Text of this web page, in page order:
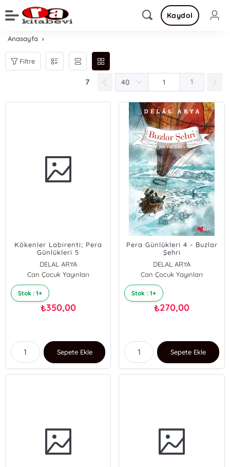
Kaydol
Anasayfa
Filtre
7 1
Kökenler Labirenti; Pera
Günlükleri 5
DELAL ARYA
Can Çocuk Yayınları
Stok : 1+
₺350,00
Sepete Ekle
Pera Günlükleri 4 - Buzlar
Şehri
DELAL ARYA
Can Çocuk Yayınları
Stok : 1+
₺270,00
Sepete Ekle